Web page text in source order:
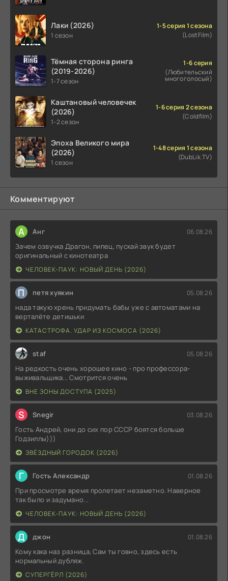
Лаки (2026)
1 сезон
1-5 серия 1 сезона
(LostFilm)
Тёмная сторона ринга
(2019-2026)
1-7 сезон
1-6 серия
(Любительский
многоголосый)
Каштановый человечек
(2026)
1-2 сезон
1-6 серия 2 сезона
(Coldfilm)
Эпоха Великого мира
(2026)
1 сезон
1-48 серия 1 сезона
(DubLik.TV)
Комментируют
А Анг 06.08.26
Зачем озвучка Драгон, пипец, пускай звук будет
оригинальный с кинотеатра
ЧЕЛОВЕК-ПАУК: НОВЫЙ ДЕНЬ (2026)
П петя хуякин 05.08.26
нада такую хрень придумать бабы уже с автоматами на
верталёте детишьки
КАТАСТРОФА. УДАР ИЗ КОСМОСА (2026)
staf 05.08.26
На редкость очень хорошее кино - про профессора-
выживальщика... Смотрится очень
ВНЕ ЗОНЫ ДОСТУПА (2025)
S Snegir 03.08.26
Гость Андрей, они до сих пор СССР боятся больше
Годзиллы)))
ЗВЁЗДНЫЙ ГОРОДОК (2026)
Г Гость Александр 01.08.26
При просмотре время пролетает незаметно. Наверное
так было и задумано...
ЧЕЛОВЕК-ПАУК: НОВЫЙ ДЕНЬ (2026)
Д джон 01.08.26
Кому кака наз разница, Сам ты говно, здесь есть
нормальный дубляж.
СУПЕРГЁРЛ (2026)